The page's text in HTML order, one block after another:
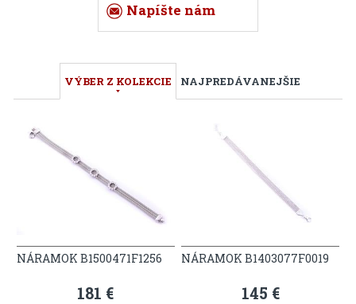
Napíšte nám
VÝBER Z KOLEKCIE NAJPREDÁVANEJŠIE
NÁRAMOK B1500471F1256
181 €
NÁRAMOK B1403077F0019
145 €